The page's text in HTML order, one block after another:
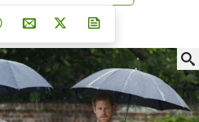
Teilen auf Facebook
Teilen auf Whatsapp
Teilen auf Telegram
Teilen auf Pinterest
Per E-Mail teilen
Post auf X